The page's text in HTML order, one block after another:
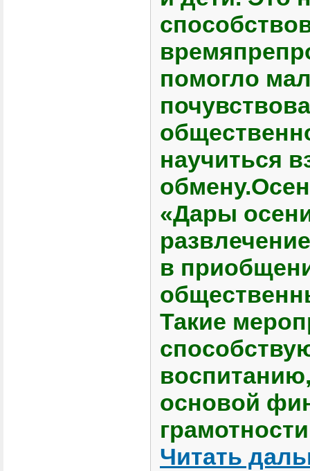
помогло
научиться
«Дары
в
Такие
основой
Читать